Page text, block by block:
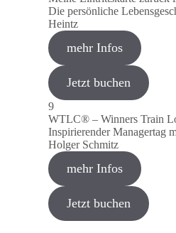
Die persönliche
Heintz
mehr Infos
Jetzt buchen
9
WTLC® – Winners Train
Inspirierender Managertag
Holger Schmitz
mehr Infos
Jetzt buchen